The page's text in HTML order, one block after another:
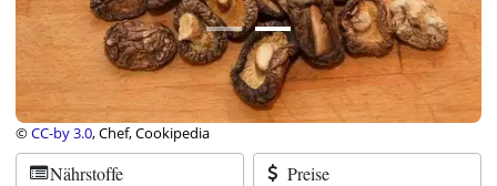
©CC-by 3.0, Chef, Cookipedia
Nährstoffe Preise